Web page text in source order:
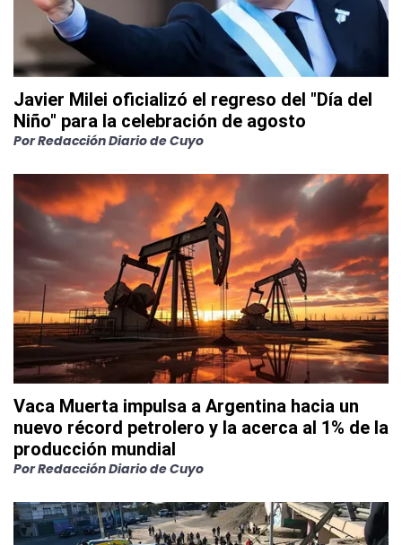
Javier Milei oficializó el regreso del "Día del
Niño" para la celebración de agosto
PorRedacción Diario de Cuyo
Vaca Muerta impulsa a Argentina hacia un
nuevo récord petrolero y la acerca al 1% de la
producción mundial
PorRedacción Diario de Cuyo